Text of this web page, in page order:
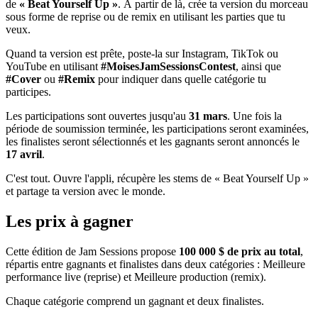
de « Beat Yourself Up ». À partir de là, crée ta version du morceau
sous forme de reprise ou de remix en utilisant les parties que tu
veux.
Quand ta version est prête, poste-la sur Instagram, TikTok ou
YouTube en utilisant #MoisesJamSessionsContest, ainsi que
#Cover ou #Remix pour indiquer dans quelle catégorie tu
participes.
Les participations sont ouvertes jusqu'au 31 mars. Une fois la
période de soumission terminée, les participations seront examinées,
les finalistes seront sélectionnés et les gagnants seront annoncés le
17 avril.
C'est tout. Ouvre l'appli, récupère les stems de « Beat Yourself Up »
et partage ta version avec le monde.
Les prix à gagner
Cette édition de Jam Sessions propose 100 000 $ de prix au total,
répartis entre gagnants et finalistes dans deux catégories : Meilleure
performance live (reprise) et Meilleure production (remix).
Chaque catégorie comprend un gagnant et deux finalistes.